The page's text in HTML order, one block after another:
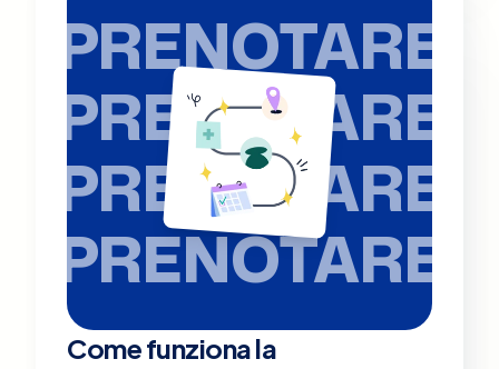
PRENOTARE
PRENOTARE
PRENOTARE
PRENOTARE
Come funziona la